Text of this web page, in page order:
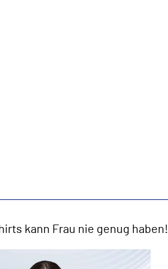
kann Frau nie genug haben!